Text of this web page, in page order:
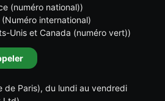
(numéro national))
(Numéro international)
Unis et Canada (numéro vert))
de Paris), du lundi au vendredi